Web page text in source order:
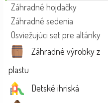
Záhradné hojdačky
Záhradné sedenia
Osviežujúci set pre altánky
Záhradné výrobky z
plastu
Detské ihriská